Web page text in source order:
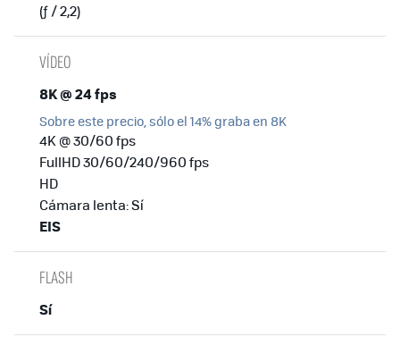
(ƒ / 2,2)
VÍDEO
8K @ 24 fps
Sobre este precio, sólo el 14% graba en 8K
4K @ 30/60 fps
FullHD 30/60/240/960 fps
HD
Cámara lenta: Sí
EIS
FLASH
Sí